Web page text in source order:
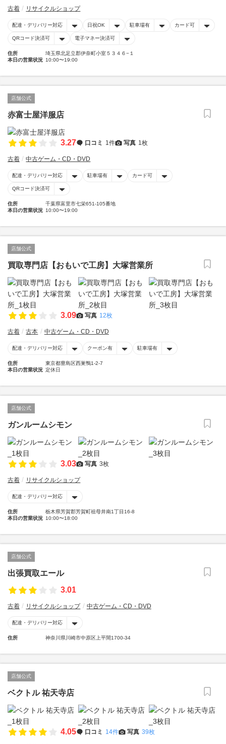
古着 リサイクルショップ
配達・デリバリー対応 日祝OK 駐車場有 カード可
QRコード決済可 電子マネー決済可
住所
埼玉県北足立郡伊奈町小室５３４６−１
本日の営業状況 10:00〜19:00
店舗公式
赤富士屋洋服店
3.27 口コミ 1件 写真 1枚
古着 中古ゲーム・CD・DVD
配達・デリバリー対応 駐車場有 カード可
QRコード決済可
住所
千葉県富里市七栄651-105番地
本日の営業状況 10:00〜19:00
店舗公式
買取専門店【おもいで工房】大塚営業所
3.09 写真 12枚
古着 古本 中古ゲーム・CD・DVD
配達・デリバリー対応 クーポン有 駐車場有
住所
東京都豊島区西巣鴨1-2-7
本日の営業状況 定休日
店舗公式
ガンルームシモン
3.03 写真 3枚
古着 リサイクルショップ
配達・デリバリー対応
住所
栃木県芳賀郡芳賀町祖母井南1丁目16-8
本日の営業状況 10:00〜18:00
店舗公式
出張買取エール
3.01
古着 リサイクルショップ 中古ゲーム・CD・DVD
配達・デリバリー対応
住所 神奈川県川崎市中原区上平間1700-34
店舗公式
ベクトル 祐天寺店
4.05 口コミ 14件 写真 39枚